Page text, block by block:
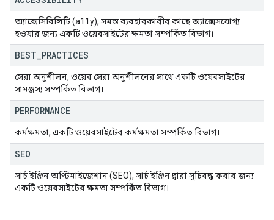
অ্যাক্সেসিবিলিটি (a11y), সমস্ত ব্যবহারকারীর কাছে অ্যাক্সেসযোগ্য
হওয়ার জন্য একটি ওয়েবসাইটের ক্ষমতা সম্পর্কিত বিভাগ।
BEST PRACTICES
সেরা অনুশীলন, ওয়েব সেরা অনুশীলনের সাথে একটি ওয়েবসাইটের
সামঞ্জস্য সম্পর্কিত বিভাগ।
PERFORMANCE
কর্মক্ষমতা, একটি ওয়েবসাইটের কর্মক্ষমতা সম্পর্কিত বিভাগ।
SEO
সার্চ ইঞ্জিন অপ্টিমাইজেশান (SEO), সার্চ ইঞ্জিন দ্বারা সূচিবদ্ধ করার জন্য
একটি ওয়েবসাইটের ক্ষমতা সম্পর্কিত বিভাগ।